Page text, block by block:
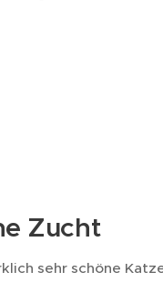
Zucht
sehr schöne